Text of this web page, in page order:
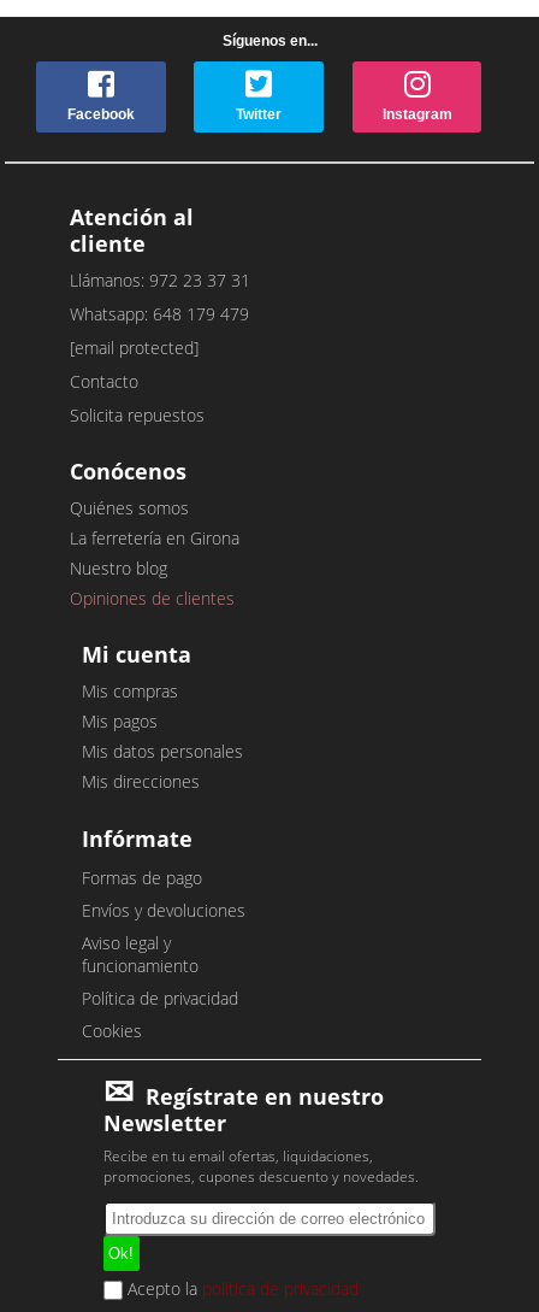
Síguenos en...
Facebook Twitter Instagram
Atención al
cliente
Llámanos: 972 23 37 31
Whatsapp: 648 179 479
[email protected]
Contacto
Solicita repuestos
Conócenos
Quiénes somos
La ferretería en Girona
Nuestro blog
Opiniones de clientes
Mi cuenta
Mis compras
Mis pagos
Mis datos personales
Mis direcciones
Infórmate
Formas de pago
Envíos y devoluciones
Aviso legal y
funcionamiento
Política de privacidad
Cookies
Regístrate en nuestro
Newsletter
Recibe en tu email ofertas, liquidaciones,
promociones, cupones descuento y novedades.
Acepto la política de privacidad